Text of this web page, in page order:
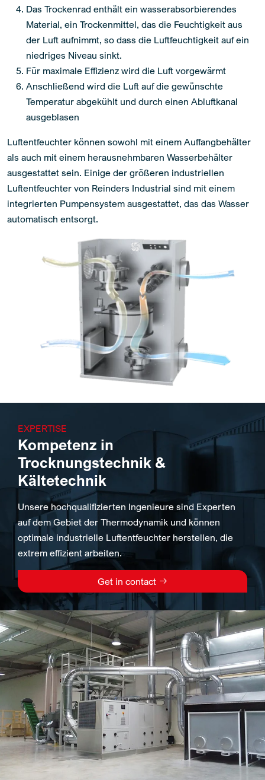
Das Trockenrad enthält ein wasserabsorbierendes
Material, ein Trockenmittel, das die Feuchtigkeit aus
der Luft aufnimmt, so dass die Luftfeuchtigkeit auf ein
niedriges Niveau sinkt.
Für maximale Effizienz wird die Luft vorgewärmt
Anschließend wird die Luft auf die gewünschte
Temperatur abgekühlt und durch einen Abluftkanal
ausgeblasen
Luftentfeuchter können sowohl mit einem Auffangbehälter
als auch mit einem herausnehmbaren Wasserbehälter
ausgestattet sein. Einige der größeren industriellen
Luftentfeuchter von Reinders Industrial sind mit einem
integrierten Pumpensystem ausgestattet, das das Wasser
automatisch entsorgt.
EXPERTISE
Kompetenz in
Trocknungstechnik &
Kältetechnik
Unsere hochqualifizierten Ingenieure sind Experten
auf dem Gebiet der Thermodynamik und können
optimale industrielle Luftentfeuchter herstellen, die
extrem effizient arbeiten.
Get in contact